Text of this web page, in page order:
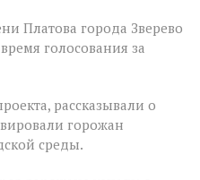
Платова города Зверево
голосования за
рассказывали о
горожан
среды.